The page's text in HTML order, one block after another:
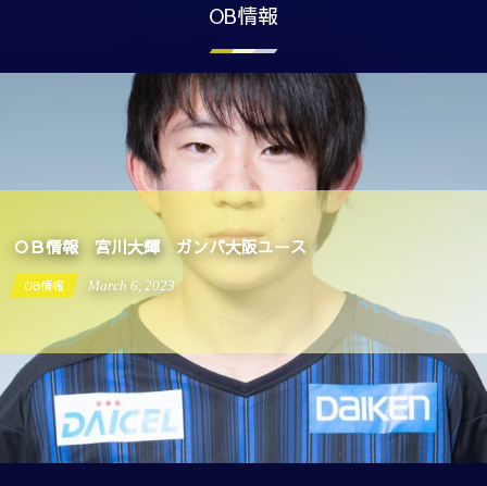
OB情報
ンバ大阪ユース